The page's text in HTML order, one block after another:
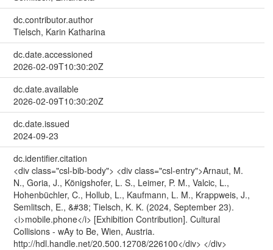
dc.contributor.author
Tielsch, Karin Katharina
dc.date.accessioned
2026-02-09T10:30:20Z
dc.date.available
2026-02-09T10:30:20Z
dc.date.issued
2024-09-23
dc.identifier.citation
<div class="csl-bib-body"> <div class="csl-entry">Arnaut, M.
N., Goria, J., Königshofer, L. S., Leimer, P. M., Valcic, L.,
Hohenbüchler, C., Hollub, L., Kaufmann, L. M., Krappweis, J.,
Semlitsch, E., &#38; Tielsch, K. K. (2024, September 23).
<i>mobile.phone</i> [Exhibition Contribution]. Cultural
Collisions - wAy to Be, Wien, Austria.
http://hdl.handle.net/20.500.12708/226100</div> </div>